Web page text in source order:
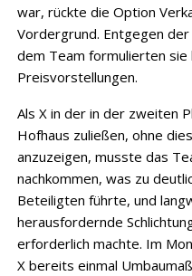
war, rückte die Option
Vordergrund. Entgegen der
dem Team formulierten
Preisvorstellungen.
Als X in der in der zweiten
Hofhaus zuließen, ohne
anzuzeigen, musste das
nachkommen, was zu
Beteiligten führte, und
herausfordernde
erforderlich machte. Im
X bereits einmal